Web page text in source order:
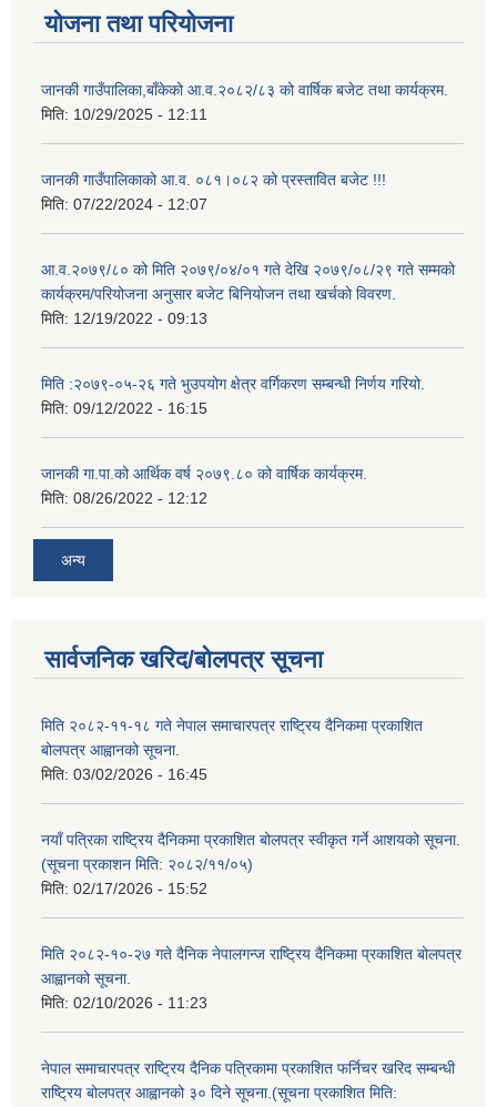
योजना तथा परियोजना
जानकी गाउँपालिका,बाँकेको आ.व.२०८२/८३ को वार्षिक बजेट तथा कार्यक्रम.
मिति: 10/29/2025 - 12:11
जानकी गाउँपालिकाको आ.व. ०८१।०८२ को प्रस्तावित बजेट !!!
मिति: 07/22/2024 - 12:07
आ.व.२०७९/८० को मिति २०७९/०४/०१ गते देखि २०७९/०८/२९ गते सम्मको
कार्यक्रम/परियोजना अनुसार बजेट बिनियोजन तथा खर्चको विवरण.
मिति: 12/19/2022 - 09:13
मिति :२०७९-०५-२६ गते भुउपयोग क्षेत्र वर्गिकरण सम्बन्धी निर्णय गरियो.
मिति: 09/12/2022 - 16:15
जानकी गा.पा.को आर्थिक वर्ष २०७९.८० को वार्षिक कार्यक्रम.
मिति: 08/26/2022 - 12:12
अन्य
सार्वजनिक खरिद/बोलपत्र सूचना
मिति २०८२-११-१८ गते नेपाल समाचारपत्र राष्ट्रिय दैनिकमा प्रकाशित
बोलपत्र आह्वानको सूचना.
मिति: 03/02/2026 - 16:45
नयाँ पत्रिका राष्ट्रिय दैनिकमा प्रकाशित बोलपत्र स्वीकृत गर्ने आशयको सूचना.
(सूचना प्रकाशन मिति: २०८२/११/०५)
मिति: 02/17/2026 - 15:52
मिति २०८२-१०-२७ गते दैनिक नेपालगन्ज राष्ट्रिय दैनिकमा प्रकाशित बोलपत्र
आह्वानको सूचना.
मिति: 02/10/2026 - 11:23
नेपाल समाचारपत्र राष्ट्रिय दैनिक पत्रिकामा प्रकाशित फर्निचर खरिद सम्बन्धी
राष्ट्रिय बोलपत्र आह्वानको ३० दिने सूचना.(सूचना प्रकाशित मिति: